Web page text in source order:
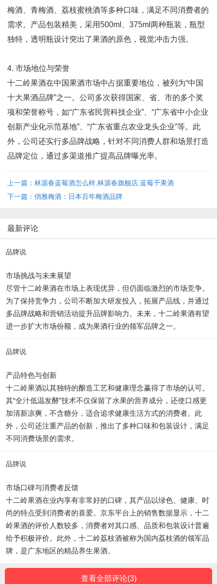
梅酒、青梅酒、荔枝蜜桃酒等多种口味，满足不同消费者的
需求。产品包装精美，采用500ml、375ml两种瓶装，瓶型
独特，透明瓶设计突出了果酒的原色，视觉冲击力强。
4. 市场地位与荣誉
十二岭果酒在中国果酒市场中占据重要地位，被列为“中国
十大果酒品牌”之一。公司多次获得国家、省、市的多个奖
项和荣誉称号，如“广东省民营科技企业”、“广东省中小企业
创新产业化示范基地”、“广东省重点农业龙头企业”等。此
外，公司还实行多品牌战略，针对不同消费人群和场景打造
品牌定位，通过多渠道推广提高品牌曝光率。
上一篇：林源春蓝莓酒怎么样,林源春旗舰店,蓝莓干果酒
下一篇：俏雅梅酒：日本百年梅酒品牌
最新评论
品牌说
市场挑战与未来展望
尽管十二岭果酒在市场上表现优异，但仍面临激烈的市场竞争。
为了保持竞争力，公司不断加大研发投入，拓展产品线，并通过
多品牌战略和营销活动提升品牌影响力。未来，十二岭果酒有望
进一步扩大市场份额，成为果酒行业的领军品牌之一。
品牌说
产品特色与创新
十二岭果酒以其独特的酿造工艺和健康理念赢得了市场的认可。
其“全汁低温发酵”技术不仅保留了水果的营养成分，还使口感更
加清新凉爽，不含糖分，适合追求健康生活方式的消费者。此
外，公司还注重产品的创新，推出了多种口味和包装设计，满足
不同消费场景的需求。
品牌说
市场口碑与消费者反馈
十二岭果酒在业内享有非常好的口碑，其产品以绿色、健康、时
尚的特点受到消费者的喜爱。京东平台上的销售数据显示，十二
岭果酒的评价人数较多，消费者对其口感、品质和包装设计普遍
给予积极评价。此外，十二岭荔枝酒被称为国内荔枝酒的领军品
牌，是广东地区的精品养生果酒。
查看全部评论(3)